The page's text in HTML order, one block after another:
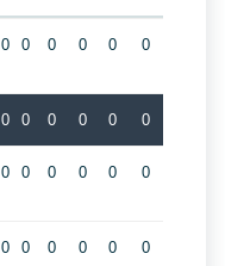
0 0 0 0 0 0
0 0 0 0 0 0
0 0 0 0 0 0
0 0 0 0 0 0